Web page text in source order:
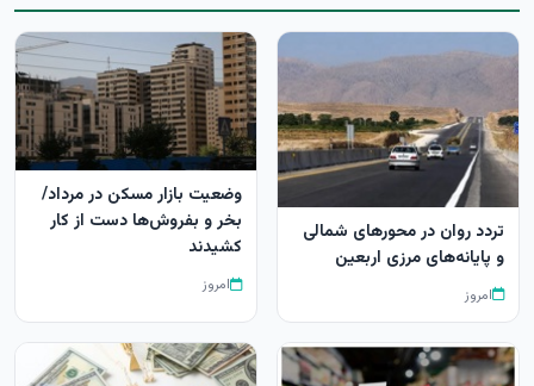
تردد روان در محورهای شمالی
و پایانه‌های مرزی اربعین
امروز
وضعیت بازار مسکن در مرداد/
بخر و بفروش‌ها دست از کار
کشیدند
امروز